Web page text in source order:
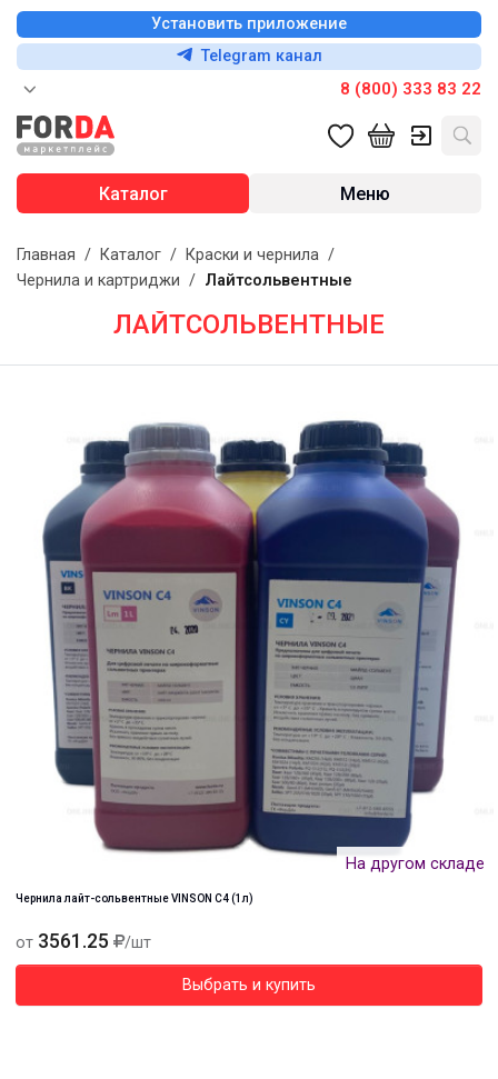
Установить приложение
Telegram канал
8 (800) 333 83 22
Каталог Меню
Главная / Каталог / Краски и чернила /
Чернила и картриджи / Лайтсольвентные
ЛАЙТСОЛЬВЕНТНЫЕ
На другом складе
Чернила лайт-сольвентные VINSON C4 (1л)
от 3561.25 /шт
Выбрать и купить